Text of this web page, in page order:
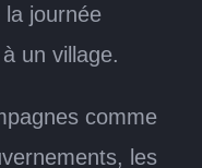
journée
un village.
comme
les